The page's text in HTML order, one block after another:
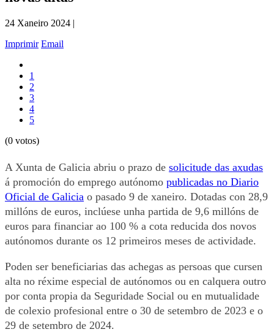
24 Xaneiro 2024 |
Imprimir Email
1
2
3
4
5
(0 votos)
A Xunta de Galicia abriu o prazo de solicitude das axudas
á promoción do emprego autónomo publicadas no Diario
Oficial de Galicia o pasado 9 de xaneiro. Dotadas con 28,9
millóns de euros, inclúese unha partida de 9,6 millóns de
euros para financiar ao 100 % a cota reducida dos novos
autónomos durante os 12 primeiros meses de actividade.
Poden ser beneficiarias das achegas as persoas que cursen
alta no réxime especial de autónomos ou en calquera outro
por conta propia da Seguridade Social ou en mutualidade
de colexio profesional entre o 30 de setembro de 2023 e o
29 de setembro de 2024.